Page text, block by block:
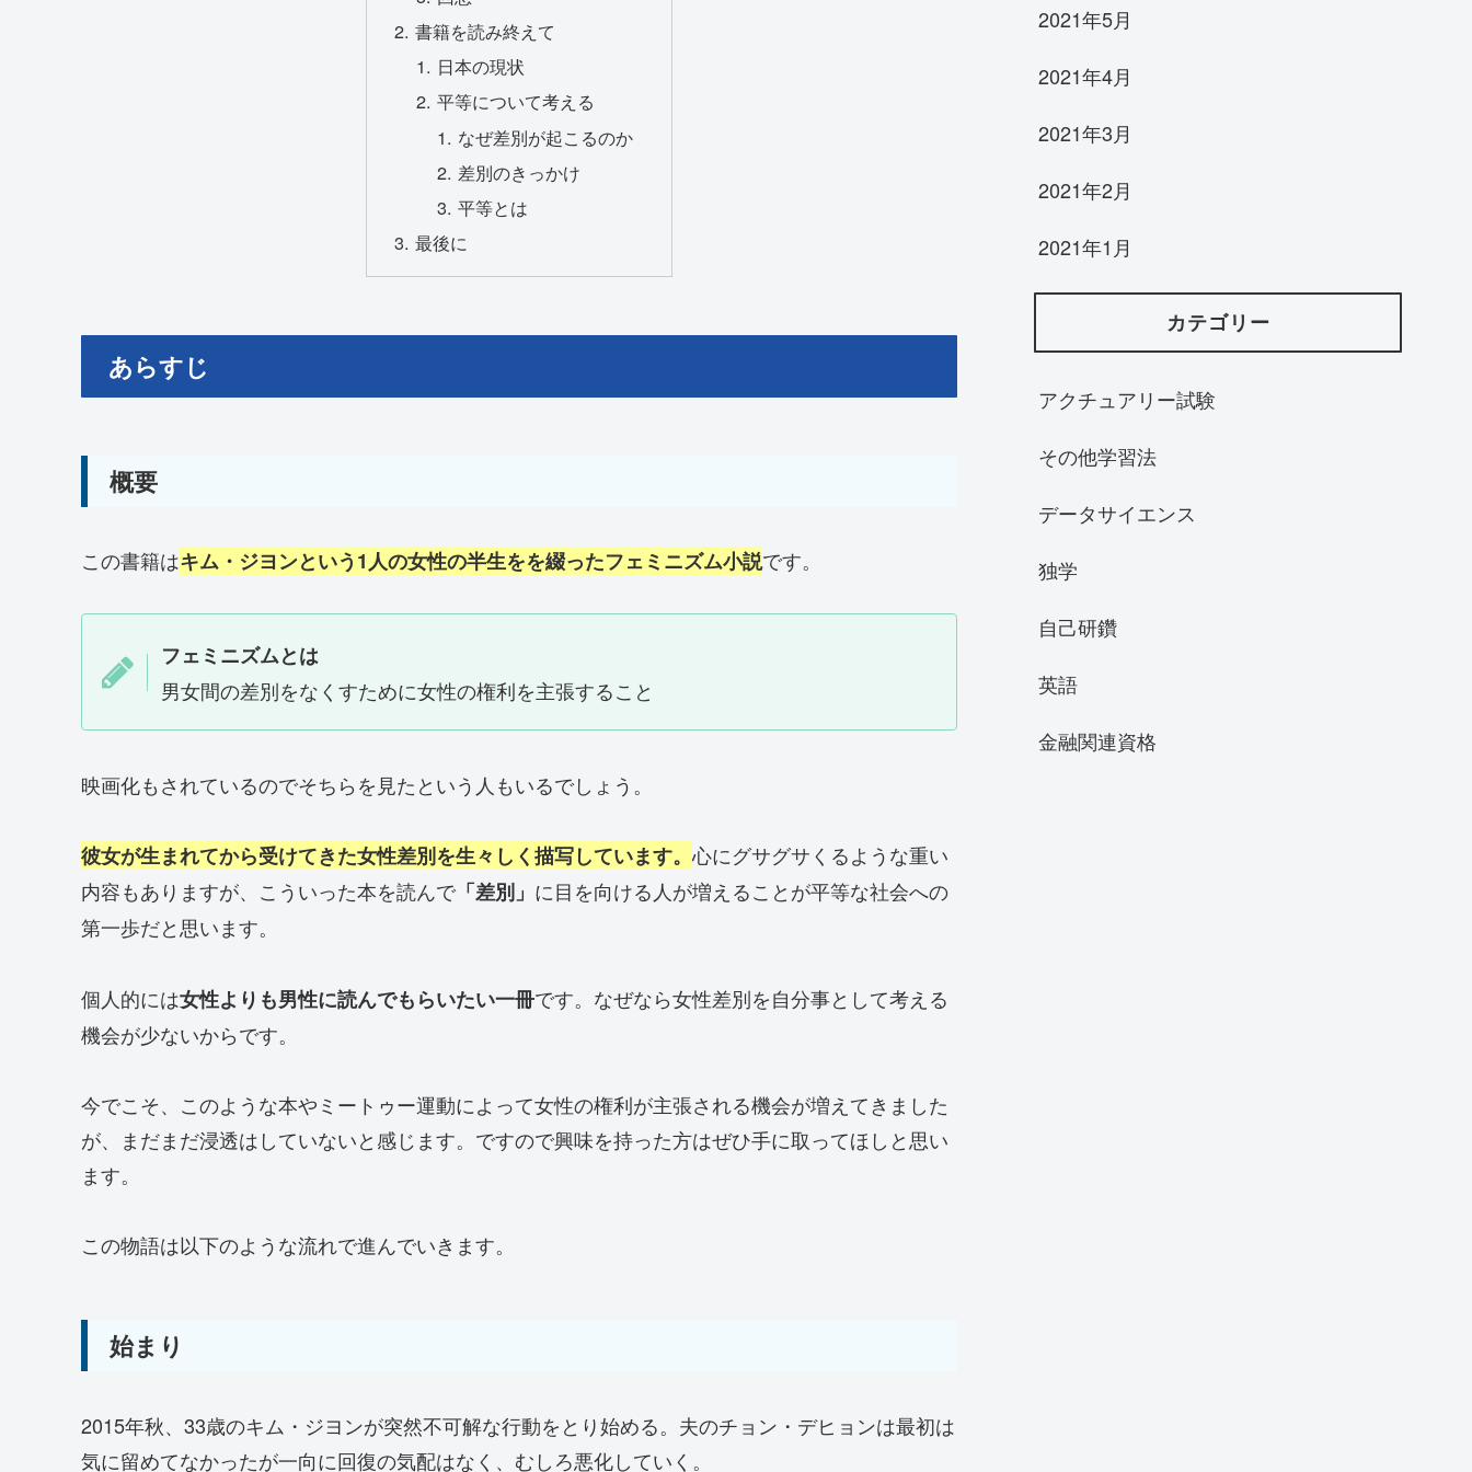
書籍を読み終えて
日本の現状
平等について考える
なぜ差別が起こるのか
差別のきっかけ
平等とは
最後に
あらすじ
概要
この書籍はキム・ジヨンという1人の女性の半生をを綴ったフェミニズム小説です。
フェミニズムとは
男女間の差別をなくすために女性の権利を主張すること
映画化もされているのでそちらを見たという人もいるでしょう。
彼女が生まれてから受けてきた女性差別を生々しく描写しています。心にグサグサくるような重い
内容もありますが、こういった本を読んで「差別」 に目を向ける人が増えることが平等な社会への
第一歩だと思います。
個人的には女性よりも男性に読んでもらいたい一冊です。なぜなら女性差別を自分事として考える
機会が少ないからです。
今でこそ、このような本やミートゥー運動によって女性の権利が主張される機会が増えてきました
が、まだまだ浸透はしていないと感じます。ですので興味を持った方はぜひ手に取ってほしと思い
ます。
この物語は以下のような流れで進んでいきます。
始まり
2015年秋、33歳のキム・ジヨンが突然不可解な行動をとり始める。夫のチョン・デヒョンは最初は
気に留めてなかったが一向に回復の気配はなく、むしろ悪化していく。
2021年5月
2021年4月
2021年3月
2021年2月
2021年1月
カテゴリー
アクチュアリー試験
その他学習法
データサイエンス
独学
自己研鑽
英語
金融関連資格